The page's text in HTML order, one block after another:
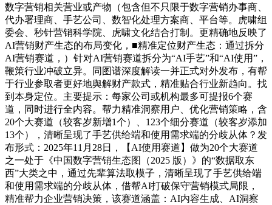
数字营销相关营业或产物（包含但不只限于数字营销办事商、
代办署理商、手艺公司、数智化处理方案商、平台等。虎啸组
委会、秒针营销科学院、虎啸文化结合打制。更精确地反映了
AI营销财产生态的布局变化，■精准定位财产生态：通过拆分
AI营销赛道，）针对AI营销赛道拆分为“AI手艺”和“AI使用”，
鞭策行业冲破立异。同图谱深度解读一并正式对外发布，有帮
于行业参取者更好地舆解财产款式，精准贴合行业新趋向。找
到本身定位。主要提示：每家公司或机构最多可提报6个赛
道，同时进行全内容。帮力精准洞察用户、优化营销策略，含
20个大赛道（较客岁新增1个）、123个细分赛道（较客岁添加
13个），清晰呈现了手艺供给端和使用需求端的分歧从体？发
布形式：2025年11月28日，【AI使用赛道】做为20个大赛道
之一处于《中国数字营销生态图（2025 版）》的“数据取东
西”大类之中，通过先辈算法取模子，清晰呈现了手艺供给端
和使用需求端的分歧从体，借帮AI打破保守营销模式局限，
精准帮力企业营销决策，该赛道涵盖：AI内容生成、AI洞察